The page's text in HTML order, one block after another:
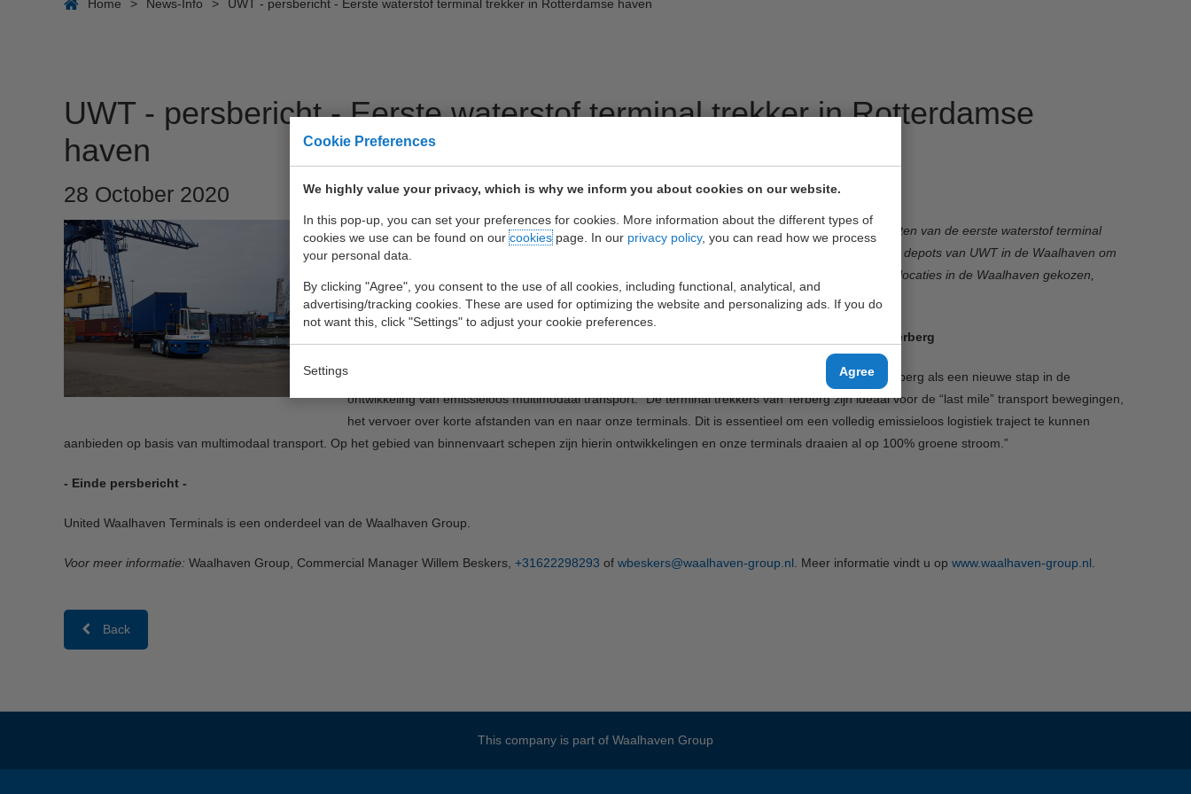
Cookie Preferences
We highly value your privacy, which is why we inform you about cookies on our website.
In this pop-up, you can set your preferences for cookies. More information about the different types of
cookies we use can be found on ourcookiespage. In our privacy policy, you can read how we process
your personal data.
By clicking "Agree", you consent to the use of all cookies, including functional, analytical, and
advertising/tracking cookies. These are used for optimizing the website and personalizing ads. If you do
not want this, click "Settings" to adjust your cookie preferences.
Settings Agree
Home > News-Info > UWT - persbericht - Eerste waterstof terminal trekker in Rotterdamse haven
UWT - persbericht - Eerste waterstof terminal trekker in Rotterdamse
haven
28 October 2020
Rotterdam, 28 Oktober 2020 – United Waalhaven Terminals (UWT) en Terberg starten met het testen van de eerste waterstof terminal
trekker in de Rotterdamse haven. De concept tractor zal de komende weken worden ingezet op de depots van UWT in de Waalhaven om
zoveel mogelijk data te verzamelen in de normale operatie. Terberg heeft voor het testen de UWT locaties in de Waalhaven gekozen,
vanwege de continue operatie en het in de nabijheid gelegen waterstof tankstation te Rhoon.
United Waalhaven Terminals start met testen van de eerste waterstof terminal trekker van Terberg
Commercieel manager Willem Beskers van de Waalhaven Groep ziet deze concept tractor van Terberg als een nieuwe stap in de
ontwikkeling van emissieloos multimodaal transport: “De terminal trekkers van Terberg zijn ideaal voor de “last mile” transport bewegingen,
het vervoer over korte afstanden van en naar onze terminals. Dit is essentieel om een volledig emissieloos logistiek traject te kunnen
aanbieden op basis van multimodaal transport. Op het gebied van binnenvaart schepen zijn hierin ontwikkelingen en onze terminals draaien al op 100% groene stroom.”
- Einde persbericht -
United Waalhaven Terminals is een onderdeel van de Waalhaven Group.
Voor meer informatie: Waalhaven Group, Commercial Manager Willem Beskers, +31622298293 of wbeskers@waalhaven-group.nl . Meer informatie vindt u op www.waalhaven-group.nl
Back
This company is part of Waalhaven Group